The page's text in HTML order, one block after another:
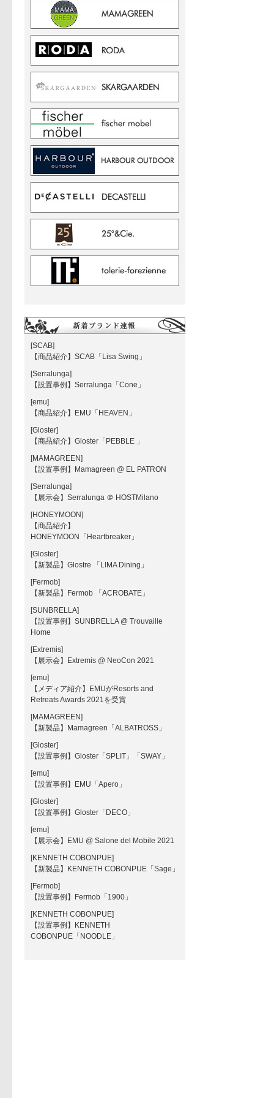
[SCAB]
【商品紹介】SCAB「Lisa Swing」
[Serralunga]
【設置事例】Serralunga「Cone」
[emu]
【商品紹介】EMU「HEAVEN」
[Gloster]
【商品紹介】Gloster「PEBBLE 」
[MAMAGREEN]
【設置事例】Mamagreen @ EL PATRON
[Serralunga]
【展示会】Serralunga ＠ HOSTMilano
[HONEYMOON]
【商品紹介】
HONEYMOON「Heartbreaker」
[Gloster]
【新製品】Glostre 「LIMA Dining」
[Fermob]
【新製品】Fermob 「ACROBATE」
[SUNBRELLA]
【設置事例】SUNBRELLA @ Trouvaille
Home
[Extremis]
【展示会】Extremis @ NeoCon 2021
[emu]
【メディア紹介】EMUがResorts and
Retreats Awards 2021を受賞
[MAMAGREEN]
【新製品】Mamagreen「ALBATROSS」
[Gloster]
【設置事例】Gloster「SPLIT」「SWAY」
[emu]
【設置事例】EMU「Apero」
[Gloster]
【設置事例】Gloster「DECO」
[emu]
【展示会】EMU @ Salone del Mobile 2021
[KENNETH COBONPUE]
【新製品】KENNETH COBONPUE「Sage」
[Fermob]
【設置事例】Fermob「1900」
[KENNETH COBONPUE]
【設置事例】KENNETH
COBONPUE「NOODLE」